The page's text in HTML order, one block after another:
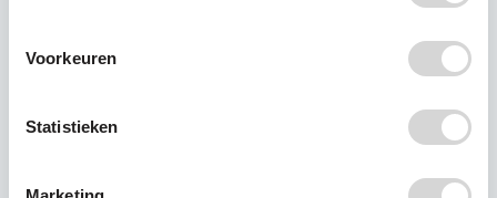
Voorkeuren
Statistieken